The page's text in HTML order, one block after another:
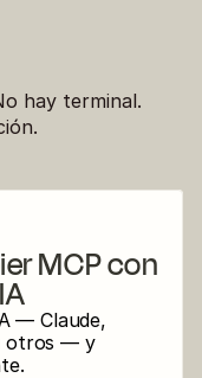
hay terminal.
MCP con
— Claude,
otros — y